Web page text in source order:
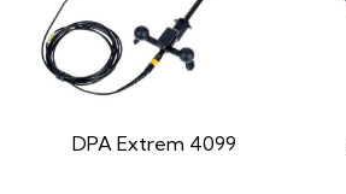
DPA Extrem 4099